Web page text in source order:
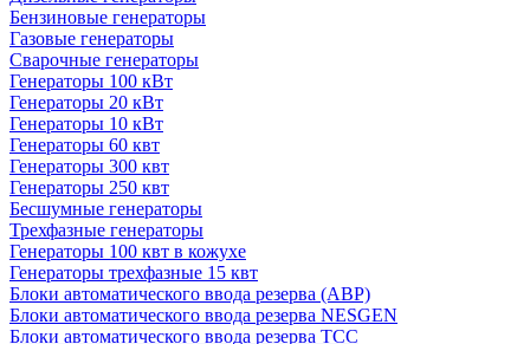
Бензиновые генераторы
Газовые генераторы
Сварочные генераторы
Генераторы 100 кВт
Генераторы 20 кВт
Генераторы 10 кВт
Генераторы 60 квт
Генераторы 300 квт
Генераторы 250 квт
Бесшумные генераторы
Трехфазные генераторы
Генераторы 100 квт в кожухе
Генераторы трехфазные 15 квт
Блоки автоматического ввода резерва (АВР)
Блоки автоматического ввода резерва NESGEN
Блоки автоматического ввода резерва ТСС